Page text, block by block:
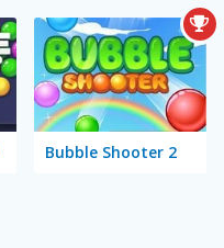
Bubble Shooter 2